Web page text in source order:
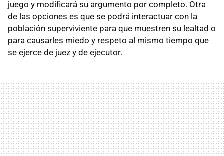
juego y modificará su argumento por completo. Otra
de las opciones es que se podrá interactuar con la
población superviviente para que muestren su lealtad o
para causarles miedo y respeto al mismo tiempo que
se ejerce de juez y de ejecutor.